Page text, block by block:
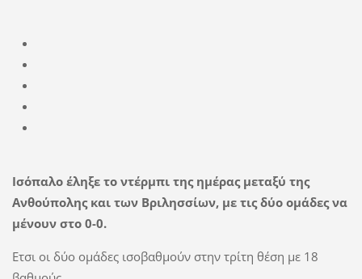
Ισόπαλο έληξε το ντέρμπι της ημέρας μεταξύ της
Ανθούπολης και των Βριλησσίων, με τις δύο ομάδες να
μένουν στο 0-0.
Ετσι οι δύο ομάδες ισοβαθμούν στην τρίτη θέση με 18